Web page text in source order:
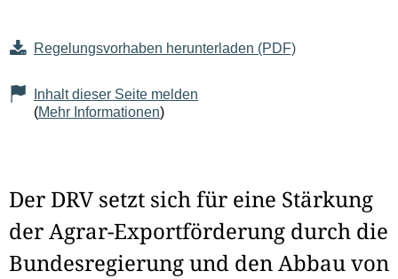
Regelungsvorhaben herunterladen (PDF)
Inhalt dieser Seite melden
(Mehr Informationen)
Der DRV setzt sich für eine Stärkung
der Agrar-Exportförderung durch die
Bundesregierung und den Abbau von